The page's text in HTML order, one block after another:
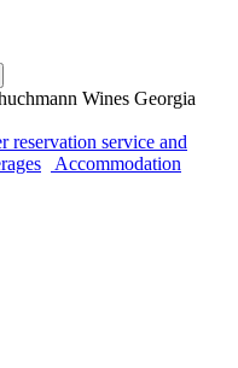
Wines Georgia
reservation service and
Accommodation